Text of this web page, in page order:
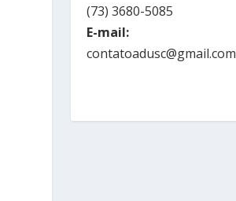
(73) 3680-5085
E-mail:
contatoadusc@gmail.com